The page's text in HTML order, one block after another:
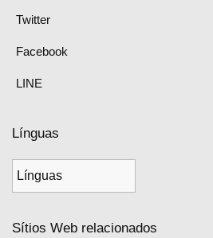
Twitter
Facebook
LINE
Línguas
Sítios Web relacionados